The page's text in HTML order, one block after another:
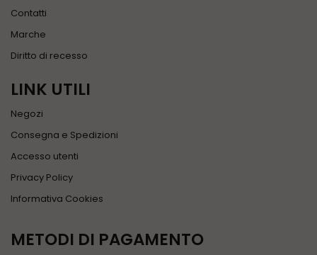
Contatti
Marche
Diritto di recesso
LINK UTILI
Negozi
Consegna e Spedizioni
Accesso utenti
Privacy Policy
Informativa Cookies
METODI DI PAGAMENTO